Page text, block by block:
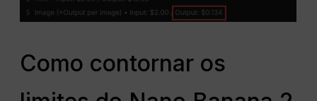
Como contornar os